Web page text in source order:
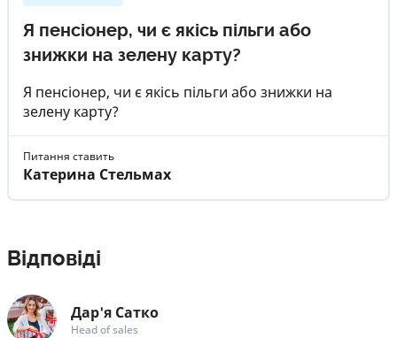
Я пенсіонер, чи є якісь пільги або
знижки на зелену карту?
Я пенсіонер, чи є якісь пільги або знижки на
зелену карту?
Питання ставить
Катерина Стельмах
Відповіді
Дар'я Сатко
Head of sales